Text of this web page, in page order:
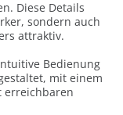
Diese Details
sondern auch
attraktiv.
Bedienung
mit einem
erreichbaren